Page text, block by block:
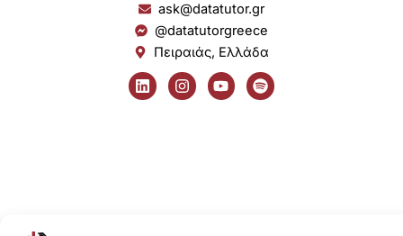
ask@datatutor.gr
@datatutorgreece
Πειραιάς, Ελλάδα
L
i
n
I
n
s
Y
o
u
S
p
o